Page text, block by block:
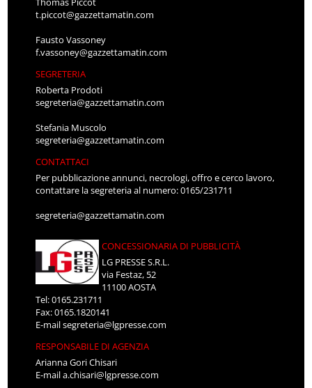
t.piccot@gazzettamatin.com
Fausto Vassoney
f.vassoney@gazzettamatin.com
SEGRETERIA
Roberta Prodoti
segreteria@gazzettamatin.com
Stefania Muscolo
segreteria@gazzettamatin.com
CONTATTACI
Per pubblicazione annunci, necrologi, offro e cerco lavoro,
contattare la segreteria al numero: 0165/231711
segreteria@gazzettamatin.com
CONCESSIONARIA DI PUBBLICITÀ
LG PRESSE S.R.L.
via Festaz, 52
11100 AOSTA
Tel: 0165.231711
Fax: 0165.1820141
E-mailsegreteria@lgpresse.com
RESPONSABILE DI AGENZIA
Arianna Gori Chisari
E-maila.chisari@lgpresse.com